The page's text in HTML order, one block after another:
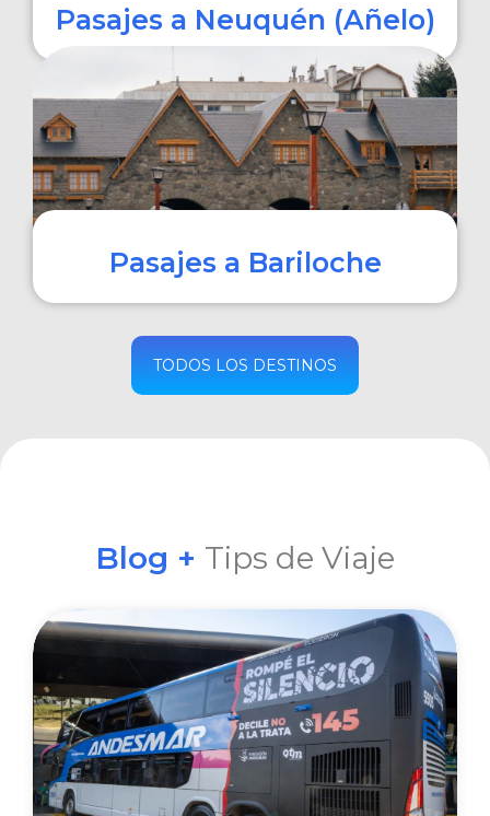
Pasajes a Neuquén (Añelo)
COMPRAR
Pasajes a Bariloche
COMPRAR
TODOS LOS DESTINOS
Blog + Tips de Viaje